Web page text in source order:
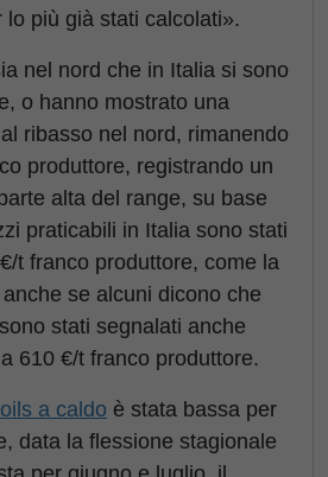
più già stati calcolati».
nel nord che in Italia si sono
o hanno mostrato una
ribasso nel nord, rimanendo
produttore, registrando un
alta del range, su base
praticabili in Italia sono stati
t franco produttore, come la
se alcuni dicono che
stati segnalati anche
610 €/t franco produttore.
a caldo è stata bassa per
data la flessione stagionale